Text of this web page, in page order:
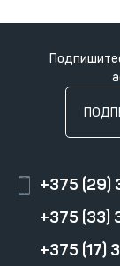
+375 (29)
+375 (33)
+375 (17)